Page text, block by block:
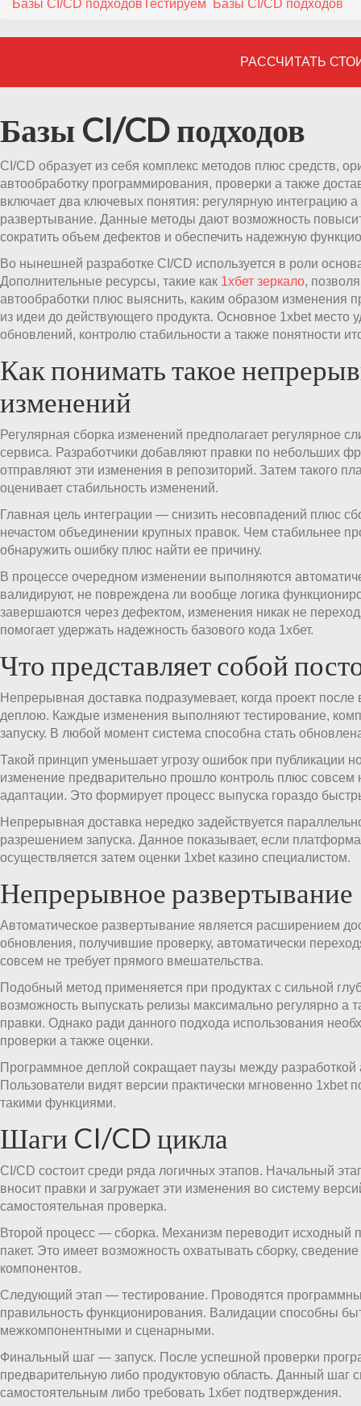
Базы CI/CD подходовТестируем Базы CI/CD подходов
РАССЧИТАТЬ
Базы CI/CD подходов
CI/CD образует из себя комплекс методов плюс средств,
автообработку программирования, проверки а также
включает два ключевых понятия: регулярную интеграцию
развертывание. Данные методы дают возможность
сократить объем дефектов и обеспечить надежную
Во нынешней разработке CI/CD используется в роли
Дополнительные ресурсы, такие как 1хбет зеркало,
автообработки плюс выяснить, каким образом изменения
из идеи до действующего продукта. Основное 1xbet место
обновлений, контролю стабильности а также понятности
Как понимать такое
изменений
Регулярная сборка изменений предполагает регулярное
сервиса. Разработчики добавляют правки по небольших
отправляют эти изменения в репозиторий. Затем такого
оценивает стабильность изменений.
Главная цель интеграции — снизить несовпадений плюс
нечастом объединении крупных правок. Чем стабильнее
обнаружить ошибку плюс найти ее причину.
В процессе очередном изменении выполняются
валидируют, не повреждена ли вообще логика
завершаются через дефектом, изменения никак не
помогает удержать надежность базового кода 1хбет.
Что представляет собой
Непрерывная доставка подразумевает, когда проект
деплою. Каждые изменения выполняют тестирование,
запуску. В любой момент система способна стать
Такой принцип уменьшает угрозу ошибок при публикации
изменение предварительно прошло контроль плюс совсем
адаптации. Это формирует процесс выпуска гораздо
Непрерывная доставка нередко задействуется
разрешением запуска. Данное показывает, если платформа
осуществляется затем оценки 1xbet казино специалистом.
Непрерывное развертывание
Автоматическое развертывание является расширением
обновления, получившие проверку, автоматически
совсем не требует прямого вмешательства.
Подобный метод применяется при продуктах с сильной
возможность выпускать релизы максимально регулярно а
правки. Однако ради данного подхода использования
проверки а также оценки.
Программное деплой сокращает паузы между разработкой
Пользователи видят версии практически мгновенно 1xbet
такими функциями.
Шаги CI/CD цикла
CI/CD состоит среди ряда логичных этапов. Начальный
вносит правки и загружает эти изменения во систему
самостоятельная проверка.
Второй процесс — сборка. Механизм переводит исходный
пакет. Это имеет возможность охватывать сборку,
компонентов.
Следующий этап — тестирование. Проводятся
правильность функционирования. Валидации способны
межкомпонентными и сценарными.
Финальный шаг — запуск. После успешной проверки
предварительную либо продуктовую область. Данный шаг
самостоятельным либо требовать 1хбет подтверждения.